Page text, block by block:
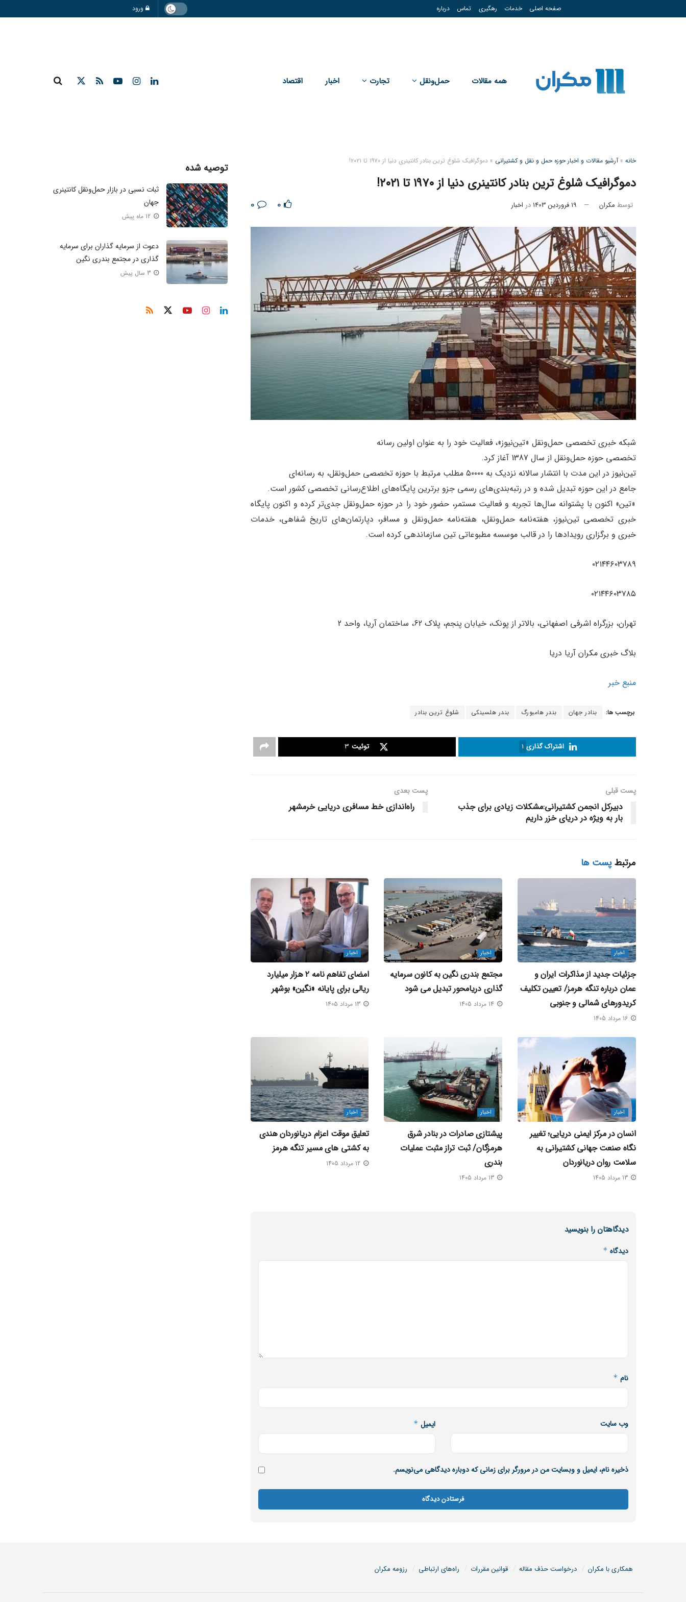
صفحه اصلی خدمات رهگیری تماس درباره ورود
همه مقالات حمل‌و‌نقل تجارت اخبار اقتصاد
خانه »آرشیو مقالات و اخبار حوزه حمل و نقل و کشتیرانی »دموگرافیک شلوغ‌ ترین بنادر کانتینری دنیا از ۱۹۷۰ تا ۲۰۲۱!
دموگرافیک شلوغ‌ ترین بنادر کانتینری دنیا از ۱۹۷۰ تا ۲۰۲۱!
توسط مکران 19 فروردین 1403 در اخبار 0
شبکه خبری تخصصی حمل‌ونقل «تین‌نیوز»، فعالیت خود را به عنوان اولین رسانه
تخصصی حوزه حمل‌ونقل از سال 1387 آغاز کرد.
تین‌نیوز در این مدت با انتشار سالانه نزدیک به ۵۰۰۰۰ مطلب مرتبط با حوزه تخصصی حمل‌ونقل، به رسانه‌ای
جامع در این حوزه تبدیل شده و در رتبه‌بندی‌های رسمی جزو برترین پایگاه‌های اطلاع‌رسانی تخصصی کشور است.
«تین» اکنون با پشتوانه سال‌ها تجربه و فعالیت مستمر، حضور خود را در حوزه حمل‌ونقل جدی‌تر کرده و اکنون پایگاه
خبری تخصصی تین‌نیوز، هفته‌نامه حمل‌ونقل، هفته‌نامه حمل‌ونقل و مسافر، دپارتمان‌های تاریخ شفاهی، خدمات
خبری و برگزاری رویدادها را در قالب موسسه مطبوعاتی تین سازماندهی کرده است.
۰۲۱۴۴۶۰۳۷۸۹
۰۲۱۴۴۶۰۳۷۸۵
تهران‫‪،‬‬ بزرگراه اشرفی اصفهانی، بالاتر از پونک، خیابان پنجم، پلاک 62، ساختمان آریا، واحد 2
بلاگ خبری مکران آریا دریا
منبع خبر
برچسب ها: بنادر جهان بندر هامبورگ بندر هلسینکی شلوغ ترین بنادر
اشتراک گذاری 1 توئیت 3
پست قبلی
دبیرکل انجمن کشتیرانی:مشکلات زیادی برای جذب
بار به ویژه در دریای خزر داریم
پست‌ بعدی
راه‌اندازی خط مسافری دریایی خرمشهر
مرتبطپست ها
اخبار
جزئیات جدید از مذاکرات ایران و
عمان درباره تنگه هرمز/ تعیین تکلیف
کریدورهای شمالی و جنوبی
16 مرداد 1405
اخبار
مجتمع بندری نگین به کانون سرمایه‌
گذاری دریامحور تبدیل می‌ شود
14 مرداد 1405
اخبار
امضای تفاهم‌ نامه ۲ هزار میلیارد
ریالی برای پایانه «نگین» بوشهر
اخبار
انسان در مرکز ایمنی دریایی؛ تغییر
نگاه صنعت جهانی کشتیرانی به
سلامت روان دریانوردان
13 مرداد 1405
اخبار
پیشتازی صادرات در بنادر شرق
هرمزگان/ ثبت تراز مثبت عملیات
بندری
13 مرداد 1405
اخبار
تعلیق موقت اعزام دریانوردان هندی
به کشتی‌ های مسیر تنگه هرمز
دیدگاهتان را بنویسید
دیدگاه *
نام *
ایمیل * وب‌ سایت
ذخیره نام، ایمیل و وبسایت من در مرورگر برای زمانی که دوباره دیدگاهی می‌نویسم.
توصیه شده
ثبات نسبی در بازار حمل‌ونقل کانتینری
جهان
12 ماه پیش
دعوت از سرمایه‌ گذاران برای سرمایه‌
گذاری در مجتمع بندری نگین
3 سال پیش
همکاری با مکران درخواست حذف مقاله قوانین مقررات راه‌های ارتباطی رزومه مکران